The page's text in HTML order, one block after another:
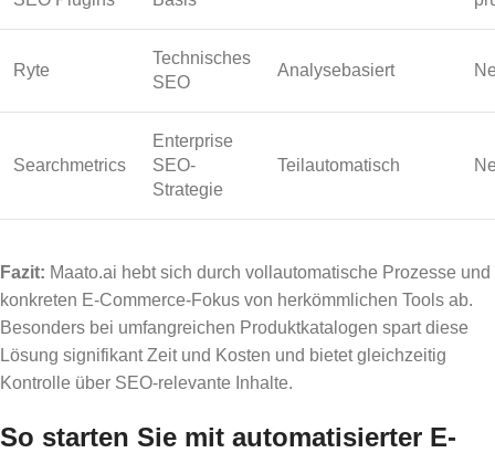
Ryte
Technisches
SEO
Analysebasiert
Searchmetrics
Enterprise
SEO-
Strategie
Teilautomatisch
Fazit: Maato.ai hebt sich durch vollautomatische Prozesse und
konkreten E-Commerce-Fokus von herkömmlichen Tools ab.
Besonders bei umfangreichen Produktkatalogen spart diese
Lösung signifikant Zeit und Kosten und bietet gleichzeitig
Kontrolle über SEO-relevante Inhalte.
So starten Sie mit automatisierter E-